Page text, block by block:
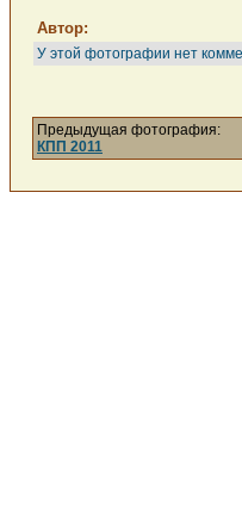
Автор:
У этой фотографии нет
Предыдущая фотография:
КПП 2011